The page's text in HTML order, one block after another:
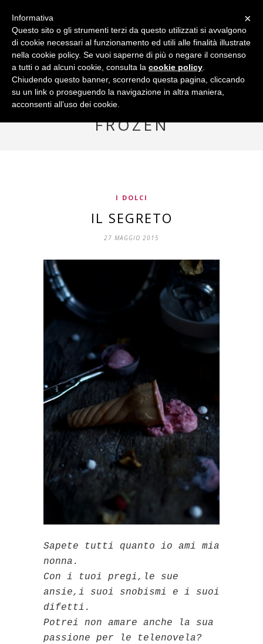
Browsing Tag
FROZEN
I DOLCI
IL SEGRETO
27 MAGGIO 2015
Sapete tutti quanto io ami mia
nonna.
Con i tuoi pregi,le sue
ansie,i suoi snobismi e i suoi
difetti.
Potrei non amare anche la sua
passione per le telenovela?
×
Informativa
Questo sito o gli strumenti terzi da questo utilizzati si avvalgono
di cookie necessari al funzionamento ed utili alle finalità illustrate
nella cookie policy. Se vuoi saperne di più o negare il consenso
a tutti o ad alcuni cookie, consulta la cookie policy
Chiudendo questo banner, scorrendo questa pagina, cliccando
su un link o proseguendo la navigazione in altra maniera,
acconsenti all’uso dei cookie.